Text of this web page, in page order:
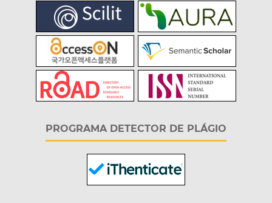
PROGRAMA DETECTOR DE PLÁGIO